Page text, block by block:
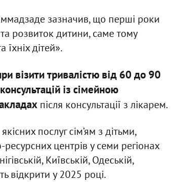
зазначив, що перші роки
розвиток дитини, саме тому
їхніх дітей».
візити тривалістю від 60 до 90
із сімейною
після консультації з лікарем.
послуг сім’ям з дітьми,
центрів у семи регіонах
Київській, Одеській,
відкрити у 2025 році.